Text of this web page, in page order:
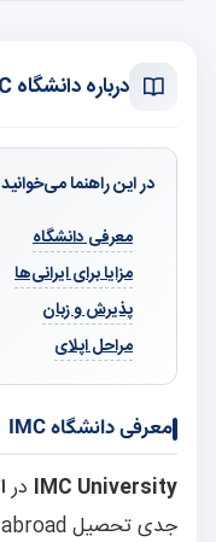
درباره دانشگاه IMC
در این راهنما می‌خوانید
معرفی دانشگاه
مزایا برای ایرانی‌ها
پذیرش و زبان
مراحل اپلای
معرفی دانشگاه IMC
IMC University در